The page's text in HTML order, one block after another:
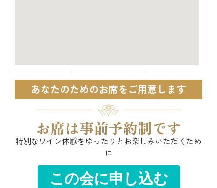
あなたのためのお席をご用意します
お席は事前予約制です
特別なワイン体験をゆったりとお楽しみいただくため
に
この会に申し込む